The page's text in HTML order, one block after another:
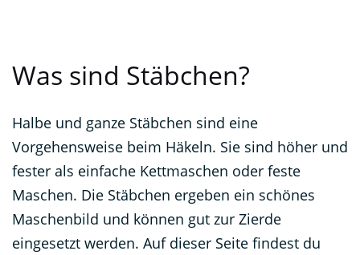
Was sind Stäbchen?
Halbe und ganze Stäbchen sind eine
Vorgehensweise beim Häkeln. Sie sind höher und
fester als einfache Kettmaschen oder feste
Maschen. Die Stäbchen ergeben ein schönes
Maschenbild und können gut zur Zierde
eingesetzt werden. Auf dieser Seite findest du